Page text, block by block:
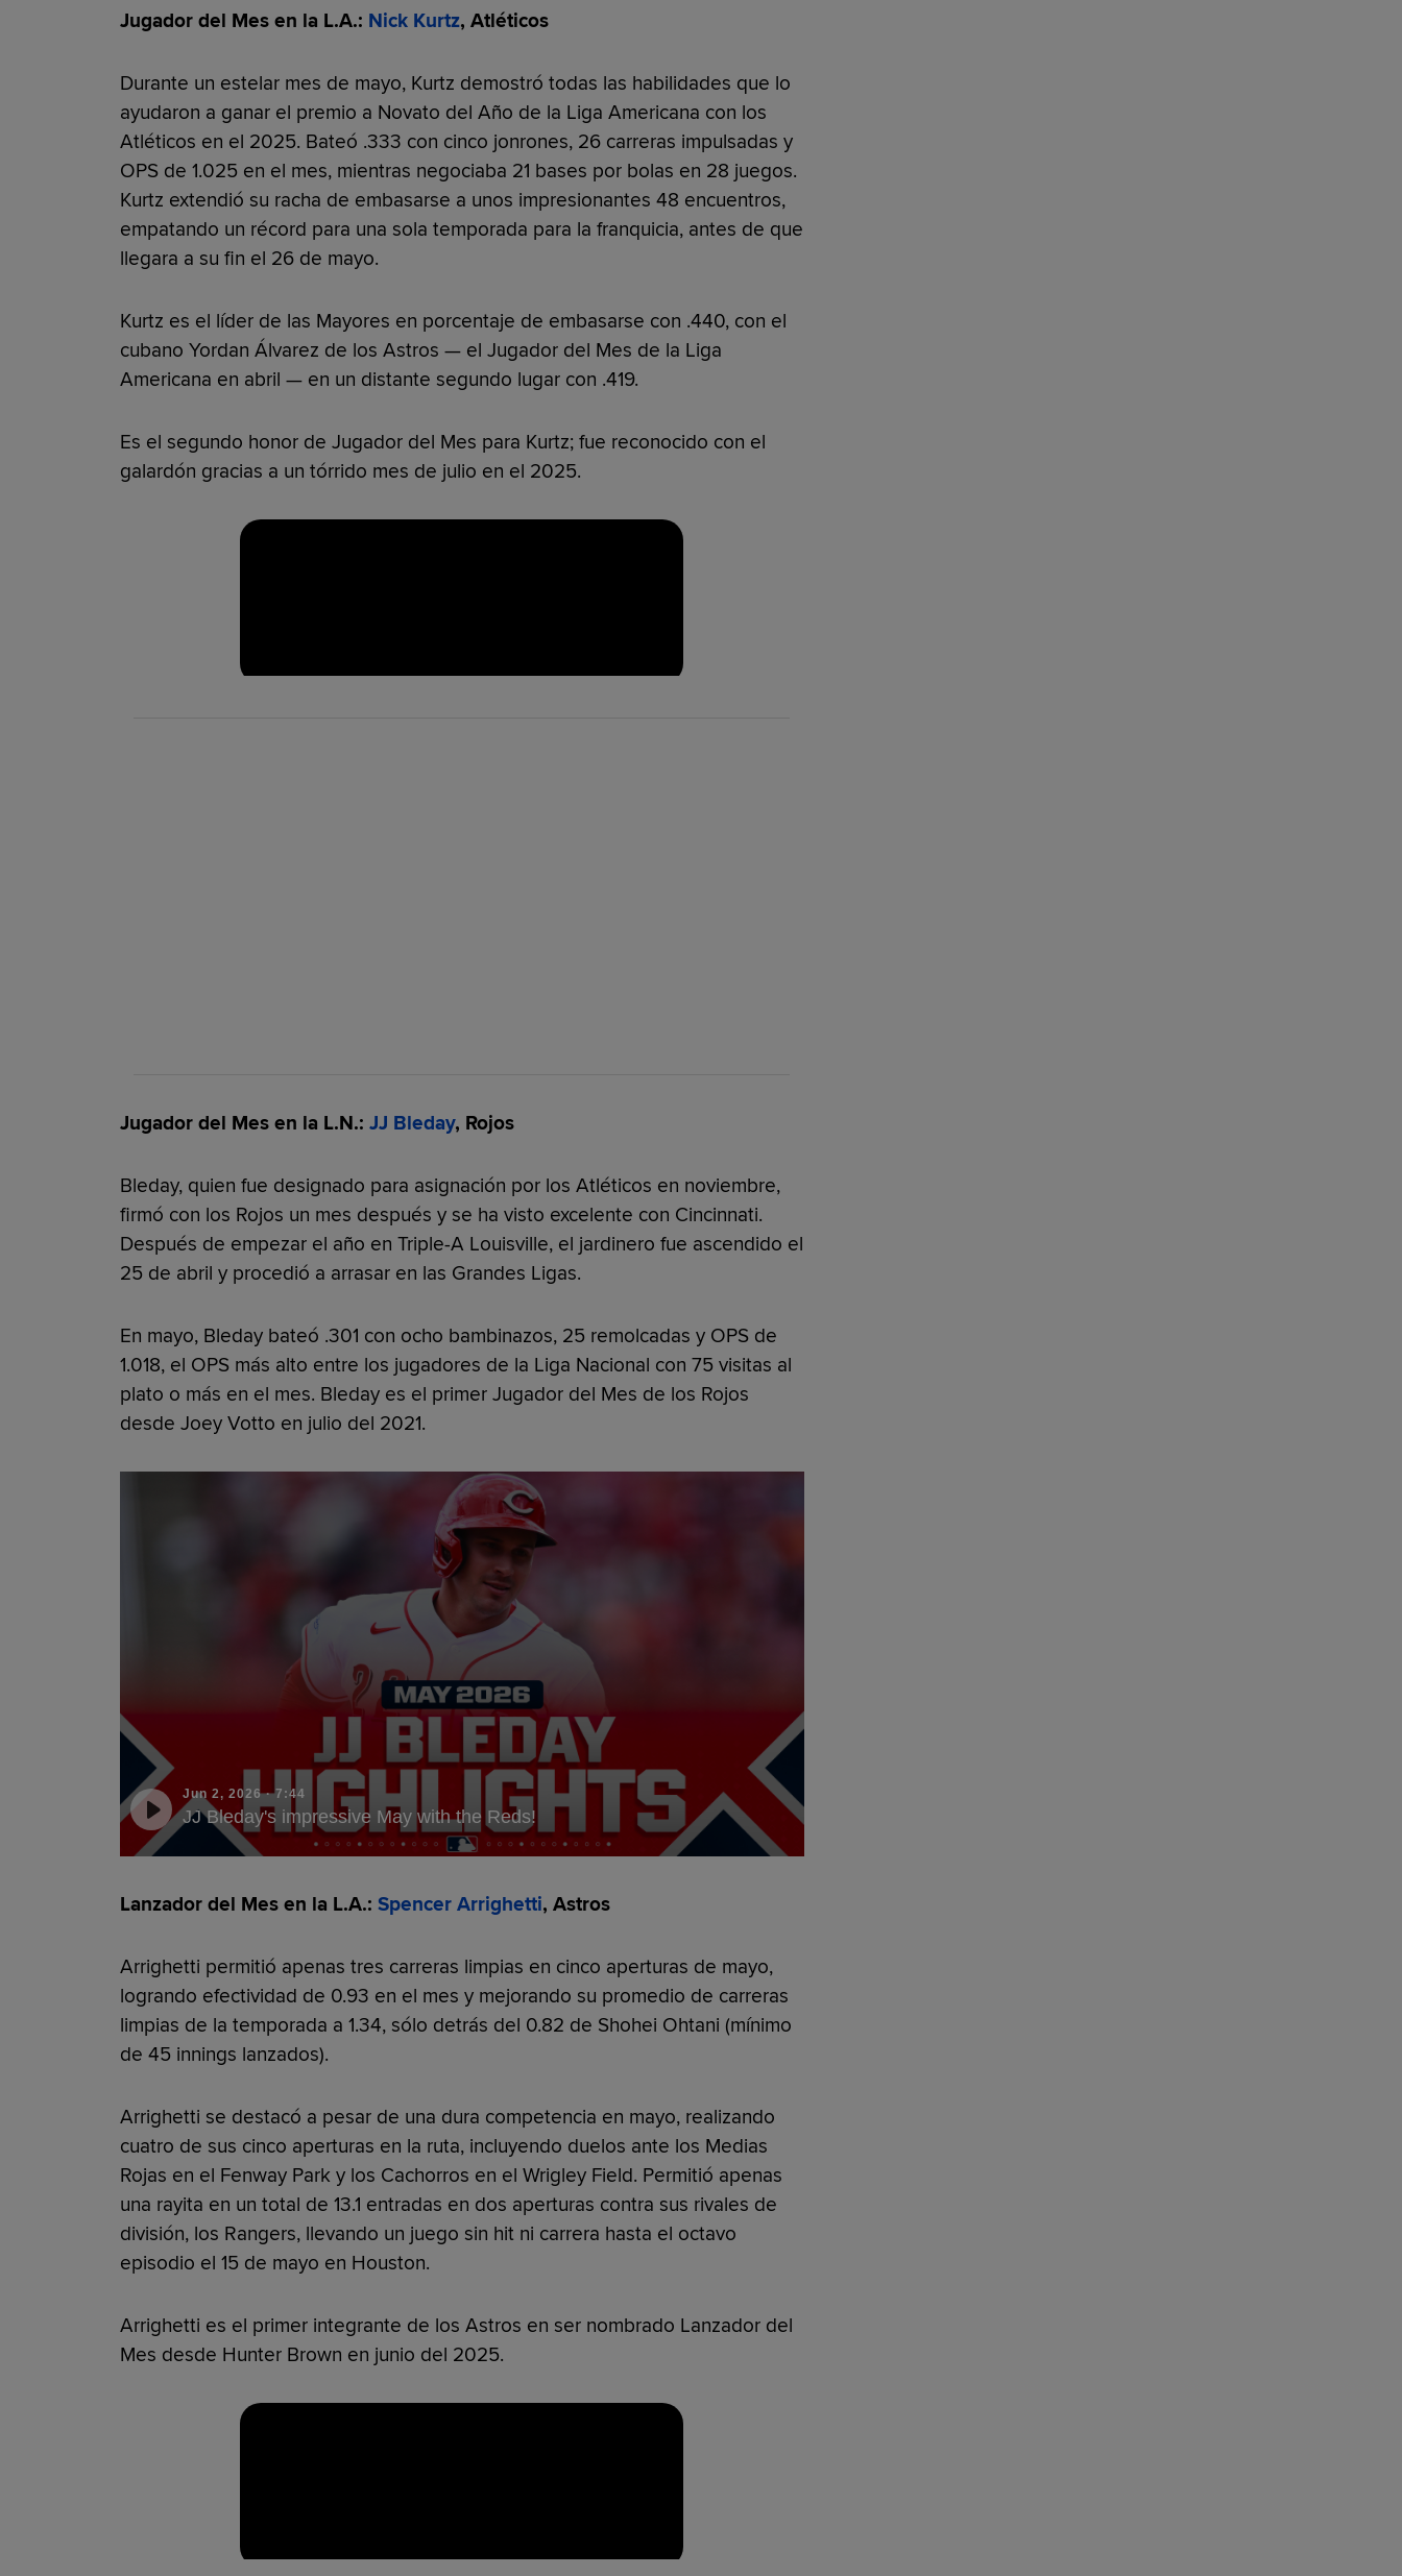
Jugador del Mes en la L.A.: Nick Kurtz, Atléticos
Durante un estelar mes de mayo, Kurtz demostró todas las habilidades que lo
ayudaron a ganar el premio a Novato del Año de la Liga Americana con los
Atléticos en el 2025. Bateó .333 con cinco jonrones, 26 carreras impulsadas y
OPS de 1.025 en el mes, mientras negociaba 21 bases por bolas en 28 juegos.
Kurtz extendió su racha de embasarse a unos impresionantes 48 encuentros,
empatando un récord para una sola temporada para la franquicia, antes de que
llegara a su fin el 26 de mayo.
Kurtz es el líder de las Mayores en porcentaje de embasarse con .440, con el
cubano Yordan Álvarez de los Astros — el Jugador del Mes de la Liga
Americana en abril — en un distante segundo lugar con .419.
Es el segundo honor de Jugador del Mes para Kurtz; fue reconocido con el
galardón gracias a un tórrido mes de julio en el 2025.
Jugador del Mes en la L.N.: JJ Bleday, Rojos
Bleday, quien fue designado para asignación por los Atléticos en noviembre,
firmó con los Rojos un mes después y se ha visto excelente con Cincinnati.
Después de empezar el año en Triple-A Louisville, el jardinero fue ascendido el
25 de abril y procedió a arrasar en las Grandes Ligas.
En mayo, Bleday bateó .301 con ocho bambinazos, 25 remolcadas y OPS de
1.018, el OPS más alto entre los jugadores de la Liga Nacional con 75 visitas al
plato o más en el mes. Bleday es el primer Jugador del Mes de los Rojos
desde Joey Votto en julio del 2021.
Jun 2, 2026·7:44
JJ Bleday's impressive May with the Reds!
Lanzador del Mes en la L.A.: Spencer Arrighetti, Astros
Arrighetti permitió apenas tres carreras limpias en cinco aperturas de mayo,
logrando efectividad de 0.93 en el mes y mejorando su promedio de carreras
limpias de la temporada a 1.34, sólo detrás del 0.82 de Shohei Ohtani (mínimo
de 45 innings lanzados).
Arrighetti se destacó a pesar de una dura competencia en mayo, realizando
cuatro de sus cinco aperturas en la ruta, incluyendo duelos ante los Medias
Rojas en el Fenway Park y los Cachorros en el Wrigley Field. Permitió apenas
una rayita en un total de 13.1 entradas en dos aperturas contra sus rivales de
división, los Rangers, llevando un juego sin hit ni carrera hasta el octavo
episodio el 15 de mayo en Houston.
Arrighetti es el primer integrante de los Astros en ser nombrado Lanzador del
Mes desde Hunter Brown en junio del 2025.